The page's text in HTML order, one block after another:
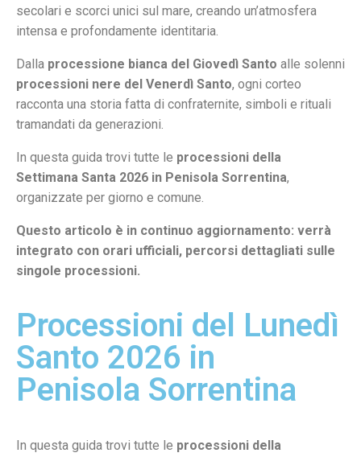
secolari e scorci unici sul mare, creando un’atmosfera
intensa e profondamente identitaria.
Dalla processione bianca del Giovedì Santo alle solenni
processioni nere del Venerdì Santo, ogni corteo
racconta una storia fatta di confraternite, simboli e rituali
tramandati da generazioni.
In questa guida trovi tutte le processioni della
Settimana Santa 2026 in Penisola Sorrentina,
organizzate per giorno e comune.
Questo articolo è in continuo aggiornamento: verrà
integrato con orari ufficiali, percorsi dettagliati sulle
singole processioni.
Processioni del Lunedì
Santo 2026 in
Penisola Sorrentina
In questa guida trovi tutte le processioni della